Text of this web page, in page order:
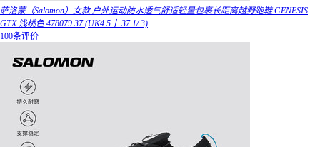
萨洛蒙（Salomon）女款 户外运动防水透气舒适轻量包裹长距离越野跑鞋 GENESIS
GTX 浅桃色 478079 37 (UK4.5丨 37 1/ 3)
100条评价